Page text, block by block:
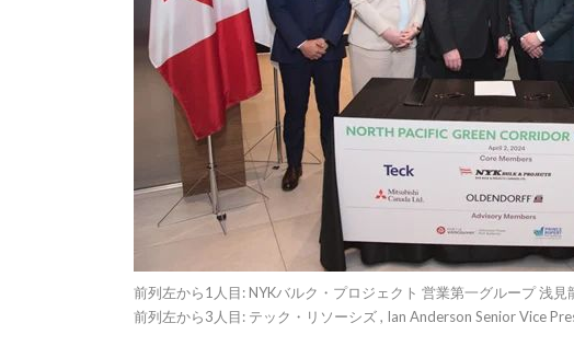
前列左から1人目: NYKバルク・プロジェクト 営業第一グループ 浅
前列左から3人目: テック・リソーシズ , Ian Anderson Senior Vice